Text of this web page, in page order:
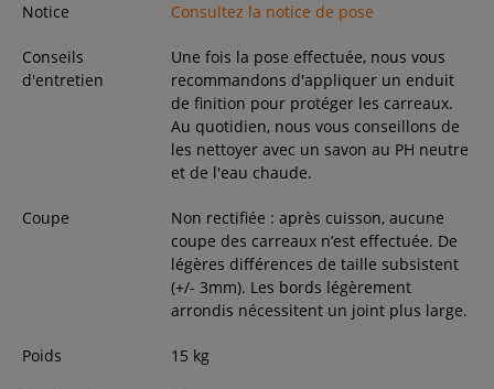
Notice Consultez la notice de pose
Conseils
d'entretien
Une fois la pose effectuée, nous vous
recommandons d'appliquer un enduit
de finition pour protéger les carreaux.
Au quotidien, nous vous conseillons de
les nettoyer avec un savon au PH neutre
et de l'eau chaude.
Coupe
Non rectifiée : après cuisson, aucune
coupe des carreaux n’est effectuée. De
légères différences de taille subsistent
(+/- 3mm). Les bords légèrement
arrondis nécessitent un joint plus large.
Poids 15 kg